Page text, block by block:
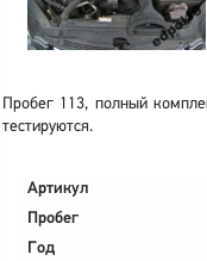
Пробег 113, полный
тестируются.
Артикул
Пробег
Год